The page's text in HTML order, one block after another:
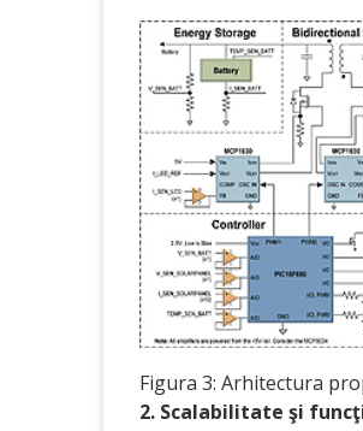
Figura 3: Arhitectura
2. Scalabilitate şi